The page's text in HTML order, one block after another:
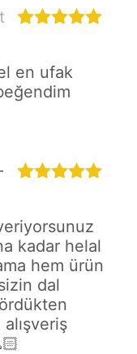
en ufak
kadar helal
hem ürün
dal